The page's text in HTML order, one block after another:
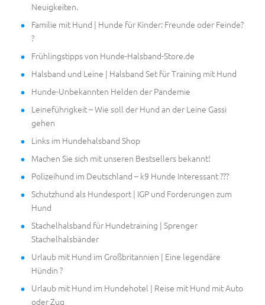
Neuigkeiten.
Familie mit Hund | Hunde für Kinder: Freunde oder Feinde?
?
Frühlingstipps von Hunde-Halsband-Store.de
Halsband und Leine | Halsband Set für Training mit Hund
Hunde-Unbekannten Helden der Pandemie
Leineführigkeit – Wie soll der Hund an der Leine Gassi
gehen
Links im Hundehalsband Shop
Machen Sie sich mit unseren Bestsellers bekannt!
Polizeihund im Deutschland – k9 Hunde Interessant ???
Schutzhund als Hundesport | IGP und Forderungen zum
Hund
Stachelhalsband für Hundetraining | Sprenger
Stachelhalsbänder
Urlaub mit Hund im Großbritannien | Eine legendäre
Hündin ?
Urlaub mit Hund im Hundehotel | Reise mit Hund mit Auto
oder Zug